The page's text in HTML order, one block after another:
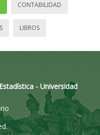
CONTABILIDAD
LIBROS
- Universidad